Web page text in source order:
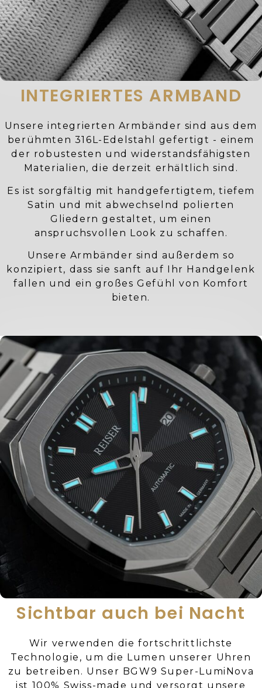
INTEGRIERTES ARMBAND
Unsere integrierten Armbänder sind aus dem
berühmten 316L-Edelstahl gefertigt - einem
der robustesten und widerstandsfähigsten
Materialien, die derzeit erhältlich sind.
Es ist sorgfältig mit handgefertigtem, tiefem
Satin und mit abwechselnd polierten
Gliedern gestaltet, um einen
anspruchsvollen Look zu schaffen.
Unsere Armbänder sind außerdem so
konzipiert, dass sie sanft auf Ihr Handgelenk
fallen und ein großes Gefühl von Komfort
bieten.
Sichtbar auch bei Nacht
Wir verwenden die fortschrittlichste
Technologie, um die Lumen unserer Uhren
zu betreiben. Unser BGW9 Super-LumiNova
ist 100% Swiss-made und versorgt unsere